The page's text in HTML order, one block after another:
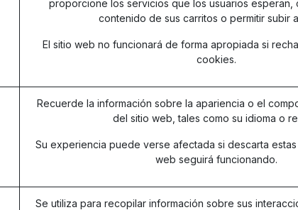
proporcione los servicios que los usuarios esperan,
contenido de sus carritos o permitir subir
El sitio web no funcionará de forma apropiada si
cookies.
Recuerde la información sobre la apariencia o el
del sitio web, tales como su idioma o
Su experiencia puede verse afectada si descarta
web seguirá funcionando.
Se utiliza para recopilar información sobre sus